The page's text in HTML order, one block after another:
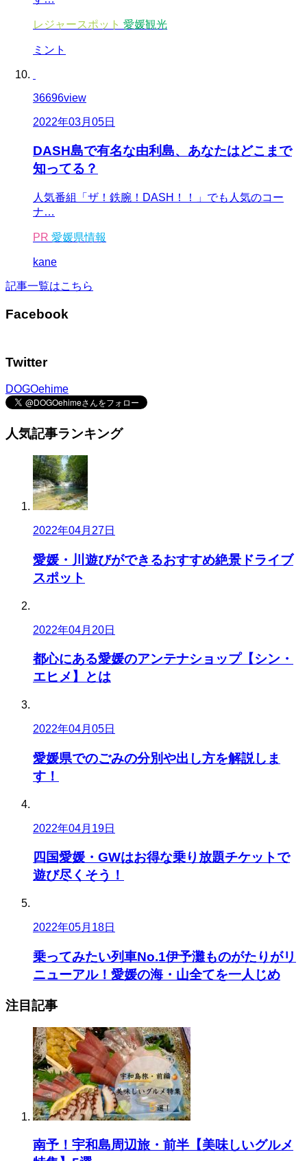
レジャースポット 愛媛観光
ミント
36696view
2022年03月05日
DASH島で有名な由利島、あなたはどこまで
知ってる？
人気番組「ザ！鉄腕！DASH！！」でも人気のコー
ナ…
PR 愛媛県情報
kane
記事一覧はこちら
Facebook
Twitter
DOGOehime
人気記事ランキング
2022年04月27日
愛媛・川遊びができるおすすめ絶景ドライブ
スポット
2022年04月20日
都心にある愛媛のアンテナショップ【シン・
エヒメ】とは
2022年04月05日
愛媛県でのごみの分別や出し方を解説しま
す！
2022年04月19日
四国愛媛・GWはお得な乗り放題チケットで
遊び尽くそう！
2022年05月18日
乗ってみたい列車No.1伊予灘ものがたりがリ
ニューアル！愛媛の海・山全てを一人じめ
注目記事
南予！宇和島周辺旅・前半【美味しいグルメ